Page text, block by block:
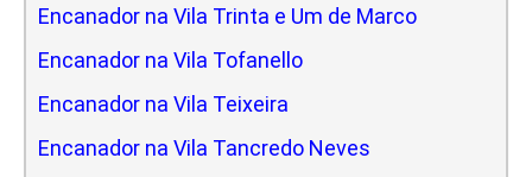
Encanador na Vila Trinta e Um de Marco
Encanador na Vila Tofanello
Encanador na Vila Teixeira
Encanador na Vila Tancredo Neves